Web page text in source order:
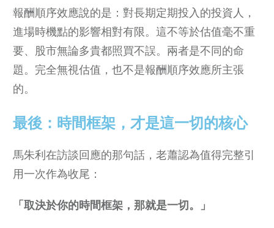
報酬順序效應說的是：對長期定期投入的投資人，
進場時機點的影響相對有限。這不等於估值毫不重
要、股市無論多貴都照買不誤。兩者是不同的命
題。完全無視估值，也不是報酬順序效應所主張
的。
最後：時間框架，才是這一切的核心
馬朱利在訪談回應的那句話，老蕭認為值得完整引
用一次作為收尾：
「取決於你的時間框架，那就是一切。」